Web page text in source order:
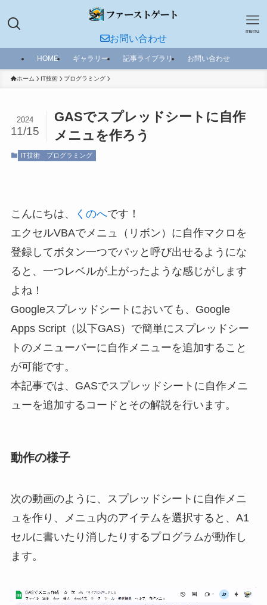
お問い合わせ
menu
HOME ギャラリー 記事ライブラリ お問い合わせ
ホーム IT技術 プログラミング
GASでスプレッドシートに自作
メニュを作ろう
2024
11/15
IT技術 プログラミング
こんにちは、 くのへです！
エクセルVBAでメニュ（リボン）に自作マクロを
登録してボタン一つでパッと呼び出せるようにな
ると、一つレベルが上がったような感じがします
よね！
Googleスプレッドシートにおいても、Google
Apps Script（以下GAS）で簡単にスプレッドシー
トのメニューバーに自作メニューを追加すること
が可能です。
本記事では、GASでスプレッドシートに自作メニ
ューを追加するコードとその解説を行います。
動作の様子
次の動画のように、スプレッドシートに自作メニ
ュを作り、メニュ内のアイテムを選択すると、A1
セルに書いたり消したりするプログラムが動作し
ます。